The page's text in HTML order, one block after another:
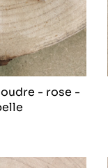
- rose -